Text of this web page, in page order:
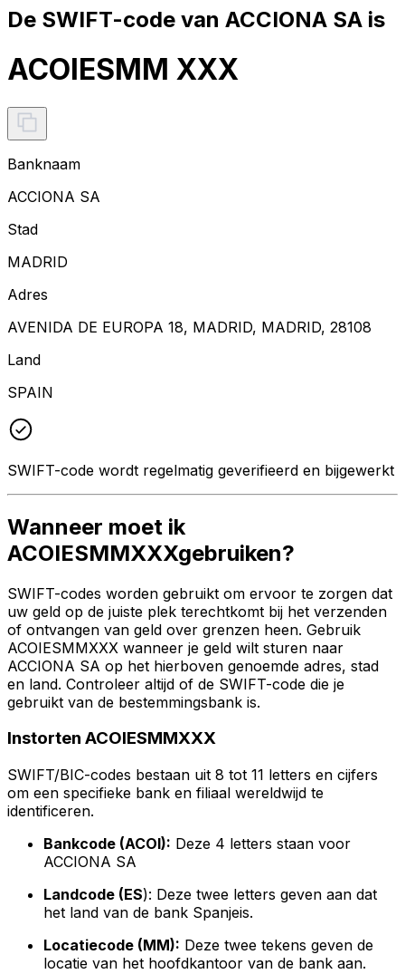
De SWIFT-code van ACCIONA SA is
ACOIESMM XXX
Banknaam
ACCIONA SA
Stad
MADRID
Adres
AVENIDA DE EUROPA 18, MADRID, MADRID, 28108
Land
SPAIN
SWIFT-code wordt regelmatig geverifieerd en bijgewerkt
Wanneer moet ik
ACOIESMMXXXgebruiken?
SWIFT-codes worden gebruikt om ervoor te zorgen dat
uw geld op de juiste plek terechtkomt bij het verzenden
of ontvangen van geld over grenzen heen. Gebruik
ACOIESMMXXX wanneer je geld wilt sturen naar
ACCIONA SA op het hierboven genoemde adres, stad
en land. Controleer altijd of de SWIFT-code die je
gebruikt van de bestemmingsbank is.
Instorten ACOIESMMXXX
SWIFT/BIC-codes bestaan uit 8 tot 11 letters en cijfers
om een specifieke bank en filiaal wereldwijd te
identificeren.
Bankcode (ACOI): Deze 4 letters staan voor
ACCIONA SA
Landcode (ES): Deze twee letters geven aan dat
het land van de bank Spanjeis.
Locatiecode (MM): Deze twee tekens geven de
locatie van het hoofdkantoor van de bank aan.